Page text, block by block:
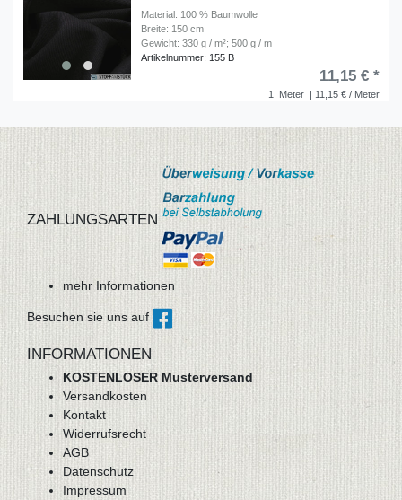
Material: 100 % Baumwolle
Breite: 150 cm
Gewicht: 330 g / m²; 500 g / m
Artikelnummer: 155 B
1 Meter | 11,15 € / Meter
11,15 € *
ZAHLUNGSARTEN
mehr Informationen
Besuchen sie uns auf
INFORMATIONEN
KOSTENLOSER Musterversand
Versandkosten
Kontakt
Widerrufsrecht
AGB
Datenschutz
Impressum